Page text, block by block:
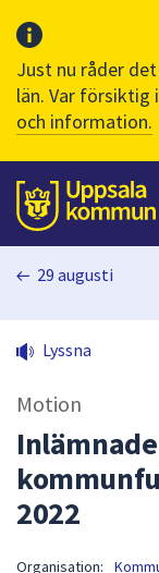
Just nu råder
län. Var försiktig
och information.
Till sidans
huvudinnehåll
29 augusti
Lyssna
Motion
2022
Organisation: